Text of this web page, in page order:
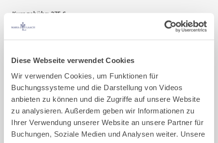
Diese Webseite verwendet Cookies
Wir verwenden Cookies, um Funktionen für
Buchungssysteme und die Darstellung von Videos
anbieten zu können und die Zugriffe auf unsere Website
zu analysieren. Außerdem geben wir Informationen zu
Ihrer Verwendung unserer Website an unsere Partner für
Buchungen, Soziale Medien und Analysen weiter. Unsere
Kursgebühr: 275 €
Übernachtung im Einzelzimmer (mit allen Mahlzeiten): 94 € pro
Nach der Anmeldung erhalten Sie eine Rechnung über die
Kost & Logis zahlen sie am Ende des Kurses im Gastflügel des
Klosters.
Irrtümer und Änderungen vorbehalten.